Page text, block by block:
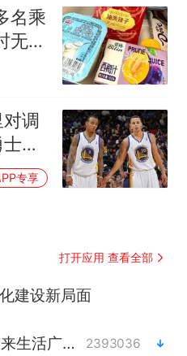
名乘
无法
调
取
专享
打开应用 查看全部
建设新局面
于东来回应关闭胖东来生活广场店 2393036